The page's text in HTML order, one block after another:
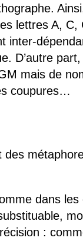
lettres A,
inter-
D’autre
mais de
coupures…
dans
: